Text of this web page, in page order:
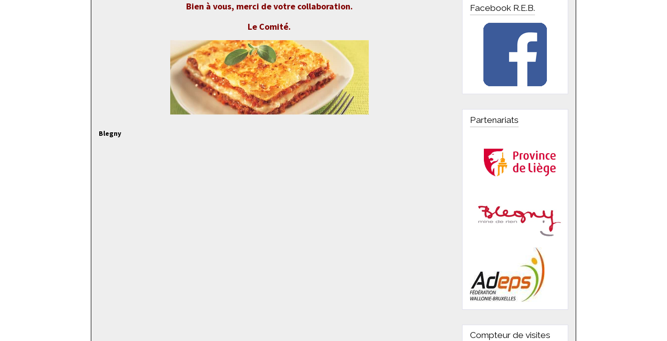
Bien à vous, merci de votre collaboration.
Le Comité.
Blegny
Facebook R.E.B.
Partenariats
Compteur de visites